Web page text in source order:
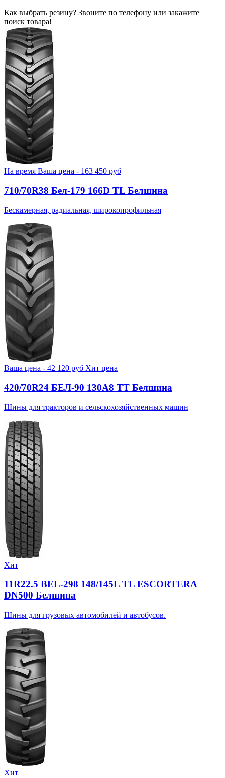
Как выбрать резину? Звоните по телефону или закажите
поиск товара!
На время Ваша цена - 163 450 руб
710/70R38 Бел-179 166D TL Белшина
Бескамерная, радиальная, широкопрофильная
Ваша цена - 42 120 руб Хит цена
420/70R24 БЕЛ-90 130А8 TT Белшина
Шины для тракторов и сельскохозяйственных машин
Хит
11R22.5 BEL-298 148/145L TL ESCORTERA
DN500 Белшина
Шины для грузовых автомобилей и автобусов.
Хит